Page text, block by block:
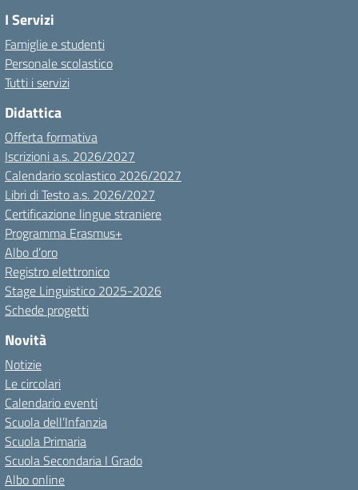
I Servizi
Famiglie e studenti
Personale scolastico
Tutti i servizi
Didattica
Offerta formativa
Iscrizioni a.s. 2026/2027
Calendario scolastico 2026/2027
Libri di Testo a.s. 2026/2027
Certificazione lingue straniere
Programma Erasmus+
Albo d’oro
Registro elettronico
Stage Linguistico 2025-2026
Schede progetti
Novità
Notizie
Le circolari
Calendario eventi
Scuola dell’Infanzia
Scuola Primaria
Scuola Secondaria I Grado
Albo online